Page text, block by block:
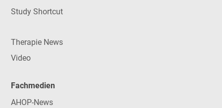
Study Shortcut
Therapie News
Video
Fachmedien
AHOP-News